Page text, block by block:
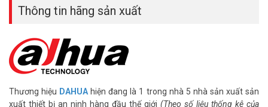
Tham khảo các kênh thông tin khác:
– Youtube:https://www.youtube.com/c/VuhoangTVChannel
– Website:
https://vuhoangtelecom.vn/
Thông tin hãng sản xuất
Thương hiệu DAHUA hiện đang là 1 trong nhà 5 nhà sản xuất sản
xuất thiết bị an ninh hàng đầu thế giới (Theo số liệu thống kê của